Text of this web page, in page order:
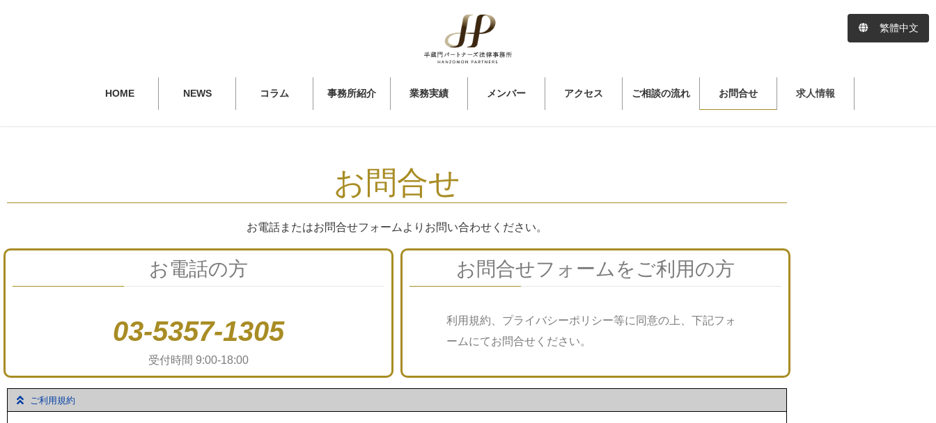
HOME NEWS コラム 事務所紹介 業務実績 メンバー アクセス ご相談の流れ お問合せ 求人情報
お問合せ
お電話またはお問合せフォームよりお問い合わせください。
お電話の方
03-5357-1305
受付時間 9:00-18:00
お問合せフォームをご利用の方
利用規約、プライバシーポリシー等に同意の上、下記フォ
ームにてお問合せください。
ご利用規約
繁體中文